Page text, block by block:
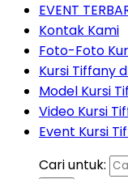
EVENT
Kontak Kami
Foto-Foto
Kursi Tiffany
Model Kursi
Video Kursi
Event Kursi
Cari untuk: